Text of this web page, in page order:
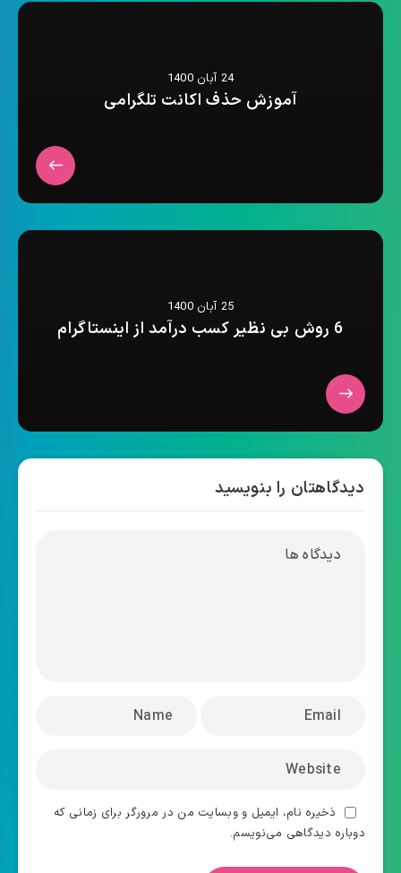
24 آبان 1400
آموزش حذف اکانت تلگرامی
25 آبان 1400
6 روش بی نظیر کسب درآمد از اینستاگرام
دیدگاهتان را بنویسید
ذخیره نام، ایمیل و وبسایت من در مرورگر برای زمانی که
دوباره دیدگاهی می‌نویسم.